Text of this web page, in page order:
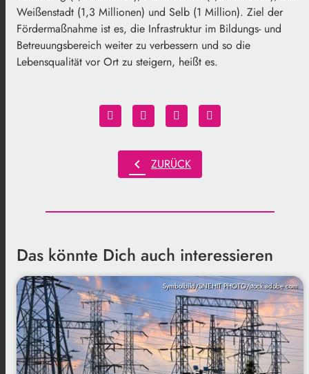
Weißenstadt (1,3 Millionen) und Selb (1 Million). Ziel der
Fördermaßnahme ist es, die Infrastruktur im Bildungs- und
Betreuungsbereich weiter zu verbessern und so die
Lebensqualität vor Ort zu steigern, heißt es.
chevron_left ZURÜCK
Das könnte Dich auch interessieren
Symbolbild/SNEHIT PHOTO/stock.adobe.com